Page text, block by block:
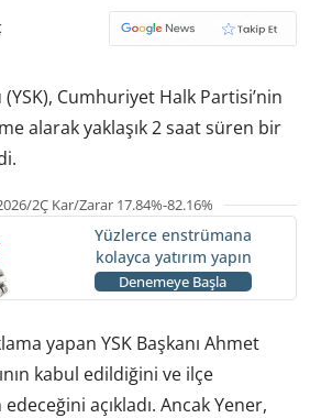
Cumhuriyet Halk Partisi’nin
alarak yaklaşık 2 saat süren bir
2Ç Kar/Zarar 17.84%-82.16%
Yüzlerce enstrümana
kolayca yatırım yapın
Denemeye Başla
yapan YSK Başkanı Ahmet
kabul edildiğini ve ilçe
açıkladı. Ancak Yener,